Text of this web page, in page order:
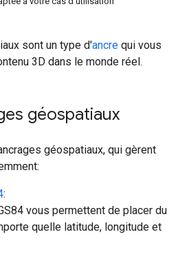
sont un type d'ancre qui vous
3D dans le monde réel.
géospatiaux
géospatiaux, qui gèrent
:
vous permettent de placer du
quelle latitude, longitude et